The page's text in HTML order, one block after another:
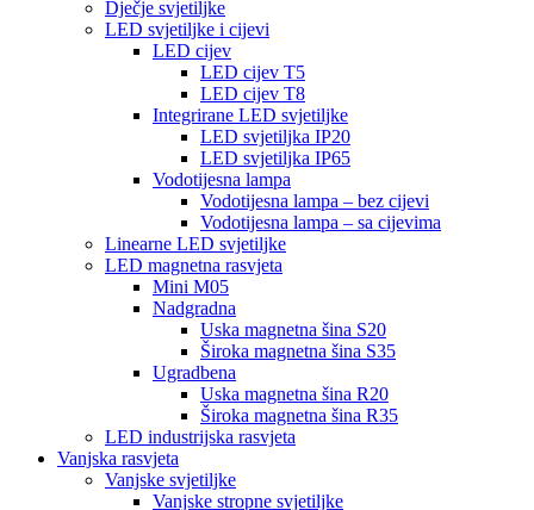
Dječje svjetiljke
LED svjetiljke i cijevi
LED cijev
LED cijev T5
LED cijev T8
Integrirane LED svjetiljke
LED svjetiljka IP20
LED svjetiljka IP65
Vodotijesna lampa
Vodotijesna lampa – bez cijevi
Vodotijesna lampa – sa cijevima
Linearne LED svjetiljke
LED magnetna rasvjeta
Mini M05
Nadgradna
Uska magnetna šina S20
Široka magnetna šina S35
Ugradbena
Uska magnetna šina R20
Široka magnetna šina R35
LED industrijska rasvjeta
Vanjska rasvjeta
Vanjske svjetiljke
Vanjske stropne svjetiljke